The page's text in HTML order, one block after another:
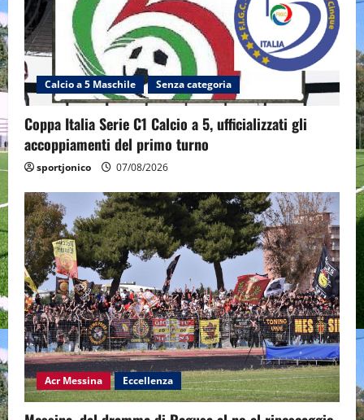
Calcio a 5 Maschile Senza categoria
Coppa Italia Serie C1 Calcio a 5, ufficializzati gli
accoppiamenti del primo turno
sportjonico 07/08/2026
Acr Messina Eccellenza